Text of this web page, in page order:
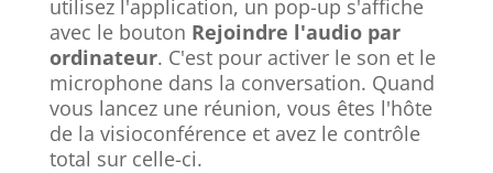
utilisez l'application, un pop-up s'affiche
avec le bouton Rejoindre l'audio par
ordinateur. C'est pour activer le son et le
microphone dans la conversation. Quand
vous lancez une réunion, vous êtes l'hôte
de la visioconférence et avez le contrôle
total sur celle-ci.